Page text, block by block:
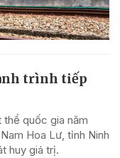
trình tiếp
thể quốc gia năm
Hoa Lư, tỉnh Ninh
huy giá trị.